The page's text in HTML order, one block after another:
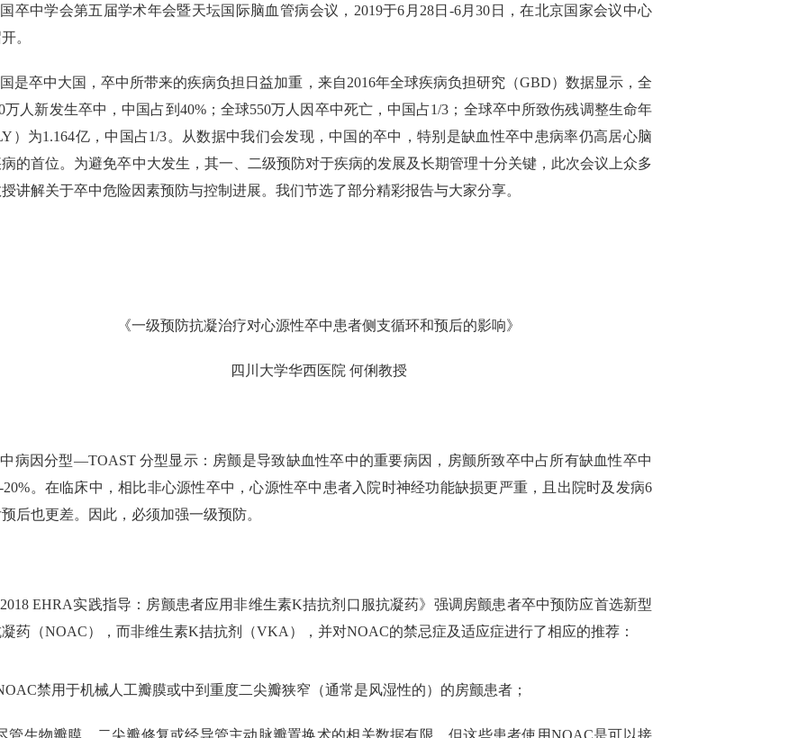
卒中学会第五届学术年会暨天坛国际脑血管病会议，2019于6月28日-6月30日，在北京国家会议中心
。
是卒中大国，卒中所带来的疾病负担日益加重，来自2016年全球疾病负担研究（GBD）数据显示，全
万人新发生卒中，中国占到40%；全球550万人因卒中死亡，中国占1/3；全球卒中所致伤残调整生命年
）为1.164亿，中国占1/3。从数据中我们会发现，中国的卒中，特别是缺血性卒中患病率仍高居心脑
的首位。为避免卒中大发生，其一、二级预防对于疾病的发展及长期管理十分关键，此次会议上众多
讲解关于卒中危险因素预防与控制进展。我们节选了部分精彩报告与大家分享。
《一级预防抗凝治疗对心源性卒中患者侧支循环和预后的影响》
四川大学华西医院 何俐教授
病因分型—TOAST 分型显示：房颤是导致缺血性卒中的重要病因，房颤所致卒中占所有缺血性卒中
20%。在临床中，相比非心源性卒中，心源性卒中患者入院时神经功能缺损更严重，且出院时及发病6
后也更差。因此，必须加强一级预防。
EHRA实践指导：房颤患者应用非维生素K拮抗剂口服抗凝药》强调房颤患者卒中预防应首选新型
药（NOAC），而非维生素K拮抗剂（VKA），并对NOAC的禁忌症及适应症进行了相应的推荐：
禁用于机械人工瓣膜或中到重度二尖瓣狭窄（通常是风湿性的）的房颤患者；
管生物瓣膜、二尖瓣修复或经导管主动脉瓣置换术的相关数据有限，但这些患者使用NOAC是可以接